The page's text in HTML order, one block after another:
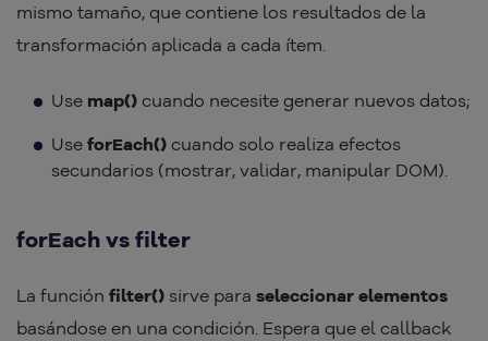
mismo tamaño, que contiene los resultados de la
transformación aplicada a cada ítem.
Use map() cuando necesite generar nuevos datos;
Use forEach() cuando solo realiza efectos
secundarios (mostrar, validar, manipular DOM).
forEach vs filter
La función filter() sirve para seleccionar elementos
basándose en una condición. Espera que el callback